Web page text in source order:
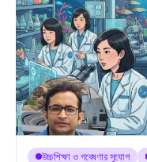
উচ্চশিক্ষা ও গবেষণার সুযোগ